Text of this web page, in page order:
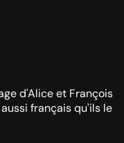
d'Alice et François
français qu'ils le